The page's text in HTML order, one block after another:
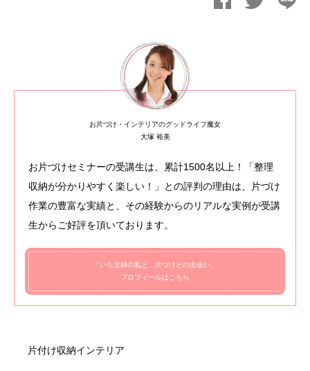
お片づけ・インテリアのグッドライフ魔女
大塚 裕美
お片づけセミナーの受講生は、累計1500名以上！「整理
収納が分かりやすく楽しい！」との評判の理由は、片づけ
作業の豊富な実績と、その経験からのリアルな実例が受講
生からご好評を頂いております。
「いち主婦の私と、片づけとの出会い」
プロフィールはこちら
片付け収納インテリア